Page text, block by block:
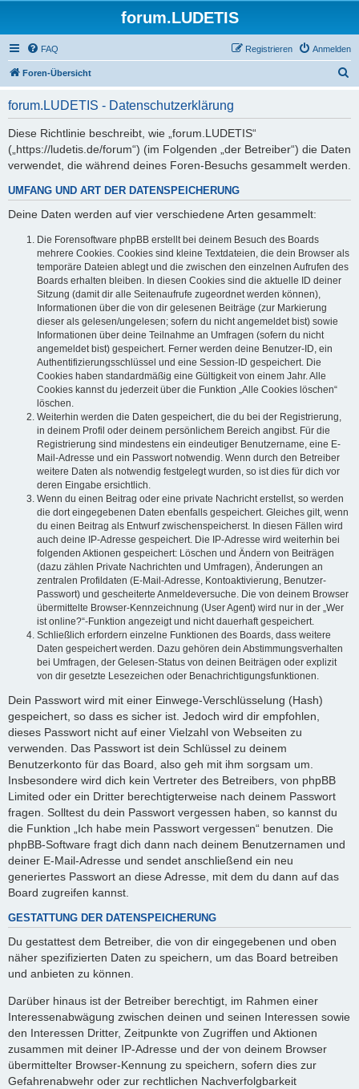
forum.LUDETIS
FAQ Anmelden
Registrieren
Foren-Übersicht
forum.LUDETIS - Datenschutzerklärung
Diese Richtlinie beschreibt, wie „forum.LUDETIS“
(„https://ludetis.de/forum“) (im Folgenden „der Betreiber“) die Daten
verwendet, die während deines Foren-Besuchs gesammelt werden.
UMFANG UND ART DER DATENSPEICHERUNG
Deine Daten werden auf vier verschiedene Arten gesammelt:
Die Forensoftware phpBB erstellt bei deinem Besuch des Boards
mehrere Cookies. Cookies sind kleine Textdateien, die dein Browser als
temporäre Dateien ablegt und die zwischen den einzelnen Aufrufen des
Boards erhalten bleiben. In diesen Cookies sind die aktuelle ID deiner
Sitzung (damit dir alle Seitenaufrufe zugeordnet werden können),
Informationen über die von dir gelesenen Beiträge (zur Markierung
dieser als gelesen/ungelesen; sofern du nicht angemeldet bist) sowie
Informationen über deine Teilnahme an Umfragen (sofern du nicht
angemeldet bist) gespeichert. Ferner werden deine Benutzer-ID, ein
Authentifizierungsschlüssel und eine Session-ID gespeichert. Die
Cookies haben standardmäßig eine Gültigkeit von einem Jahr. Alle
Cookies kannst du jederzeit über die Funktion „Alle Cookies löschen“
löschen.
Weiterhin werden die Daten gespeichert, die du bei der Registrierung,
in deinem Profil oder deinem persönlichem Bereich angibst. Für die
Registrierung sind mindestens ein eindeutiger Benutzername, eine E-
Mail-Adresse und ein Passwort notwendig. Wenn durch den Betreiber
weitere Daten als notwendig festgelegt wurden, so ist dies für dich vor
deren Eingabe ersichtlich.
Wenn du einen Beitrag oder eine private Nachricht erstellst, so werden
die dort eingegebenen Daten ebenfalls gespeichert. Gleiches gilt, wenn
du einen Beitrag als Entwurf zwischenspeicherst. In diesen Fällen wird
auch deine IP-Adresse gespeichert. Die IP-Adresse wird weiterhin bei
folgenden Aktionen gespeichert: Löschen und Ändern von Beiträgen
(dazu zählen Private Nachrichten und Umfragen), Änderungen an
zentralen Profildaten (E-Mail-Adresse, Kontoaktivierung, Benutzer-
Passwort) und gescheiterte Anmeldeversuche. Die von deinem Browser
übermittelte Browser-Kennzeichnung (User Agent) wird nur in der „Wer
ist online?“-Funktion angezeigt und nicht dauerhaft gespeichert.
Schließlich erfordern einzelne Funktionen des Boards, dass weitere
Daten gespeichert werden. Dazu gehören dein Abstimmungsverhalten
bei Umfragen, der Gelesen-Status von deinen Beiträgen oder explizit
von dir gesetzte Lesezeichen oder Benachrichtigungsfunktionen.
Dein Passwort wird mit einer Einwege-Verschlüsselung (Hash)
gespeichert, so dass es sicher ist. Jedoch wird dir empfohlen,
dieses Passwort nicht auf einer Vielzahl von Webseiten zu
verwenden. Das Passwort ist dein Schlüssel zu deinem
Benutzerkonto für das Board, also geh mit ihm sorgsam um.
Insbesondere wird dich kein Vertreter des Betreibers, von phpBB
Limited oder ein Dritter berechtigterweise nach deinem Passwort
fragen. Solltest du dein Passwort vergessen haben, so kannst du
die Funktion „Ich habe mein Passwort vergessen“ benutzen. Die
phpBB-Software fragt dich dann nach deinem Benutzernamen und
deiner E-Mail-Adresse und sendet anschließend ein neu
generiertes Passwort an diese Adresse, mit dem du dann auf das
Board zugreifen kannst.
GESTATTUNG DER DATENSPEICHERUNG
Du gestattest dem Betreiber, die von dir eingegebenen und oben
näher spezifizierten Daten zu speichern, um das Board betreiben
und anbieten zu können.
Darüber hinaus ist der Betreiber berechtigt, im Rahmen einer
Interessenabwägung zwischen deinen und seinen Interessen sowie
den Interessen Dritter, Zeitpunkte von Zugriffen und Aktionen
zusammen mit deiner IP-Adresse und der von deinem Browser
übermittelter Browser-Kennung zu speichern, sofern dies zur
Gefahrenabwehr oder zur rechtlichen Nachverfolgbarkeit